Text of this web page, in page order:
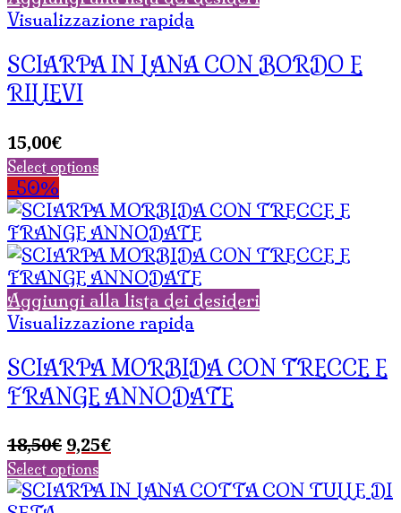
Visualizzazione rapida
SCIARPA IN LANA CON BORDO E
RILIEVI
15,00€
Select options
-50%
Aggiungi alla lista dei desideri
Visualizzazione rapida
SCIARPA MORBIDA CON TRECCE E
FRANGE ANNODATE
18,50€ Il
prezzo
originale
9,25€Il
attuale
Select options